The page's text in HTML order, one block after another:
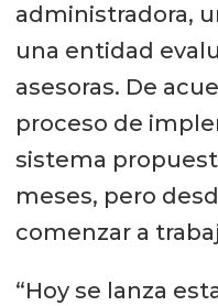
administradora,
una entidad
asesoras. De
proceso de
sistema
meses, pero
comenzar a
“Hoy se lanza